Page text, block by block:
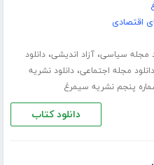
اقتصادی
مجله سیاسی،آزاد اندیشی،دانلود
دانلود مجله اجتماعی،دانلود نشریه
پنجم نشریه سیمرغ
دانلود کتاب